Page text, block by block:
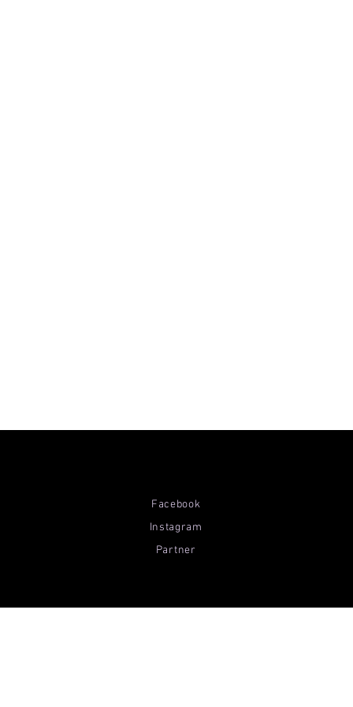
Facebook
Instagram
Partner